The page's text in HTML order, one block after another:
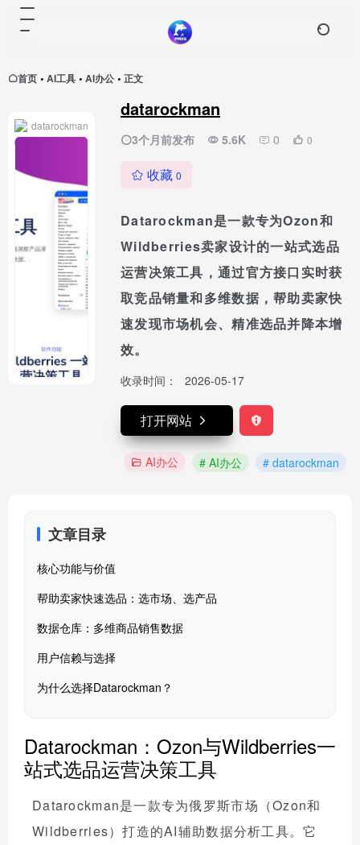
首页 • AI工具 • AI办公 • 正文
datarockman
3个月前发布 5.6K 0 0
收藏 0
Datarockman是一款专为Ozon和
Wildberries卖家设计的一站式选品
运营决策工具，通过官方接口实时获
取竞品销量和多维数据，帮助卖家快
速发现市场机会、精准选品并降本增
效。
收录时间： 2026-05-17
打开网站
AI办公 # AI办公 # datarockman
datarockman
文章目录
核心功能与价值
帮助卖家快速选品：选市场、选产品
数据仓库：多维商品销售数据
用户信赖与选择
为什么选择Datarockman？
Datarockman：Ozon与Wildberries一
站式选品运营决策工具
Datarockman是一款专为俄罗斯市场（Ozon和
Wildberries）打造的AI辅助数据分析工具。它